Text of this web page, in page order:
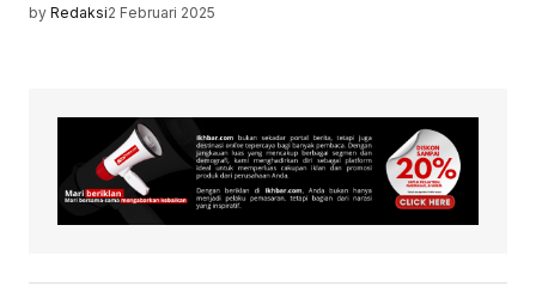
by Redaksi2 Februari 2025